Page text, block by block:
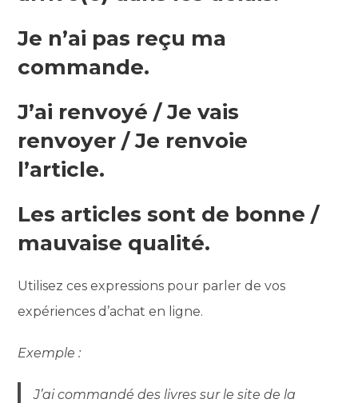
Je n’ai pas reçu ma
commande.
J’ai renvoyé / Je vais
renvoyer / Je renvoie
l’article.
Les articles sont de bonne /
mauvaise qualité.
Utilisez ces expressions pour parler de vos
expériences d’achat en ligne.
Exemple :
J’ai commandé des livres sur le site de la